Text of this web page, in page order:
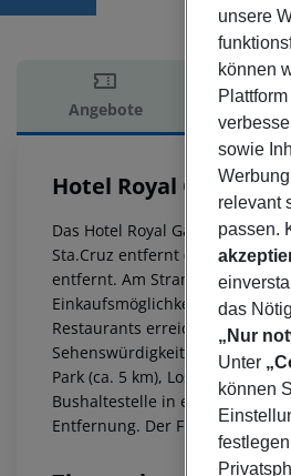
Angebote
Hotel Royal Garden
Das Hotel Royal Garden
Sta.Cruz entfernt (Puerto De
entfernt. Am Strand sind
Einkaufsmöglichkeiten liegen
Restaurants erreichen Sie
Sehenswürdigkeiten sind vom
Park (ca. 5 km), Los Cristianos
Bushaltestelle in etwa 100 m
Entfernung. Der Flughafen
unsere
können
sowie
relevant
passen.
das
„Nur
Unter
können